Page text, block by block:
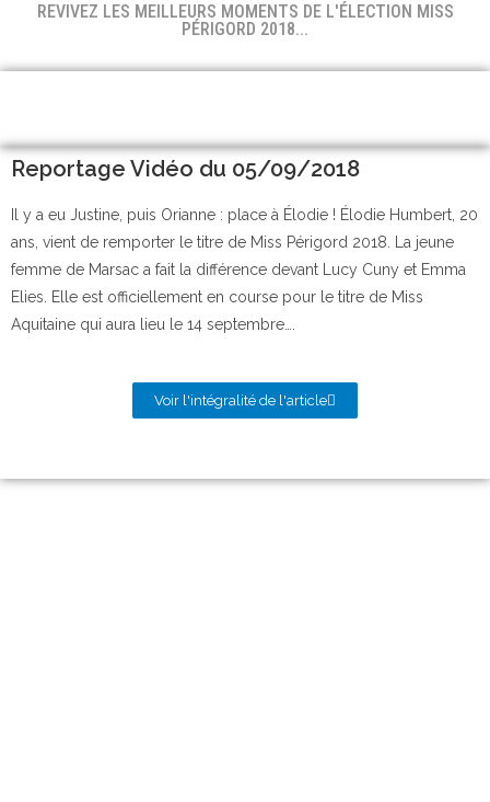
REVIVEZ LES MEILLEURS MOMENTS DE L'ÉLECTION MISS
PÉRIGORD 2018...
Reportage Vidéo du 05/09/2018
Il y a eu Justine, puis Orianne : place à Élodie ! Élodie Humbert, 20
ans, vient de remporter le titre de Miss Périgord 2018. La jeune
femme de Marsac a fait la différence devant Lucy Cuny et Emma
Elies. Elle est officiellement en course pour le titre de Miss
Aquitaine qui aura lieu le 14 septembre….
Voir l'intégralité de l'article